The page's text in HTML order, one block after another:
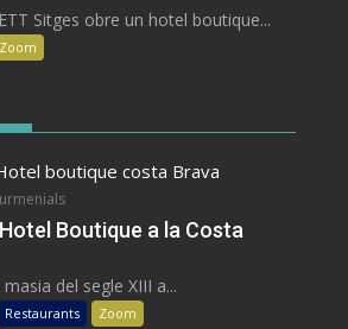
Sitges obre un hotel boutique...
Zoom
Boutique a la Costa
del segle XIII a...
Restaurants Zoom